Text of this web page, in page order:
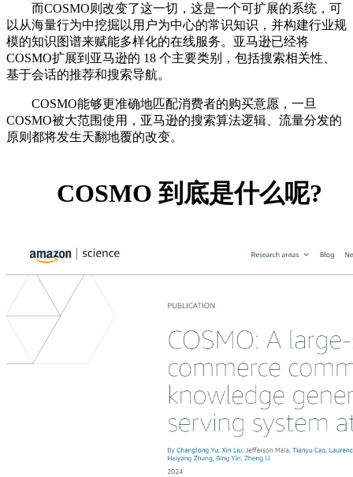
而COSMO则改变了这一切，这是一个可扩展的系统，可
以从海量行为中挖掘以用户为中心的常识知识，并构建行业规
模的知识图谱来赋能多样化的在线服务。亚马逊已经将
COSMO扩展到亚马逊的 18 个主要类别，包括搜索相关性、
基于会话的推荐和搜索导航。
COSMO能够更准确地匹配消费者的购买意愿，一旦
COSMO被大范围使用，亚马逊的搜索算法逻辑、流量分发的
原则都将发生天翻地覆的改变。
COSMO 到底是什么呢?